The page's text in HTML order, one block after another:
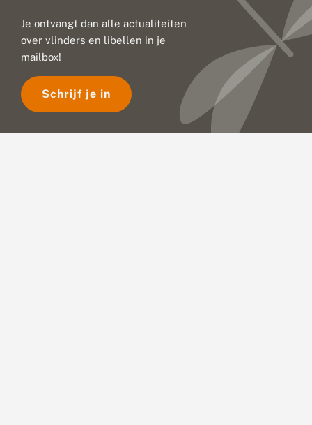
Je ontvangt dan alle actualiteiten
over vlinders en libellen in je
mailbox!
Schrijf je in